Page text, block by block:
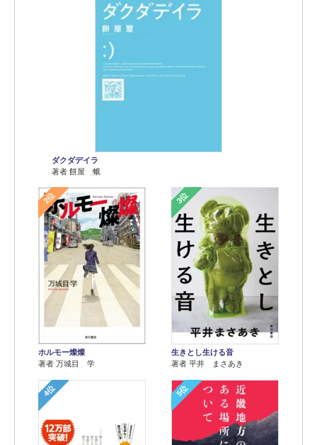
ダクダデイラ
著者 餅屋 蛾
2位
ホルモー燦燦
著者 万城目 学
3位
生きとし生ける音
著者 平井 まさあき
4位 5位